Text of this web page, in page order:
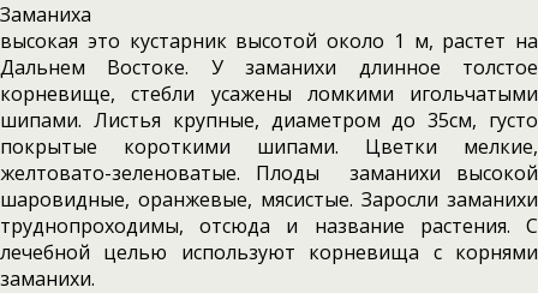
Заманиха
высокая это кустарник высотой около 1 м, растет на
Дальнем Востоке. У заманихи длинное толстое
корневище, стебли усажены ломкими игольча­тыми
шипами. Листья крупные, диаметром до 35см, густо
покрытые короткими шипами. Цветки мелкие,
желтовато-зеленоватые. Пло­ды заманихи высокой
шаровидные, оранжевые, мясистые. Зарос­ли заманихи
труднопроходимы, отсюда и на­звание растения. С
лечебной целью используют корневища с корнями
заманихи.